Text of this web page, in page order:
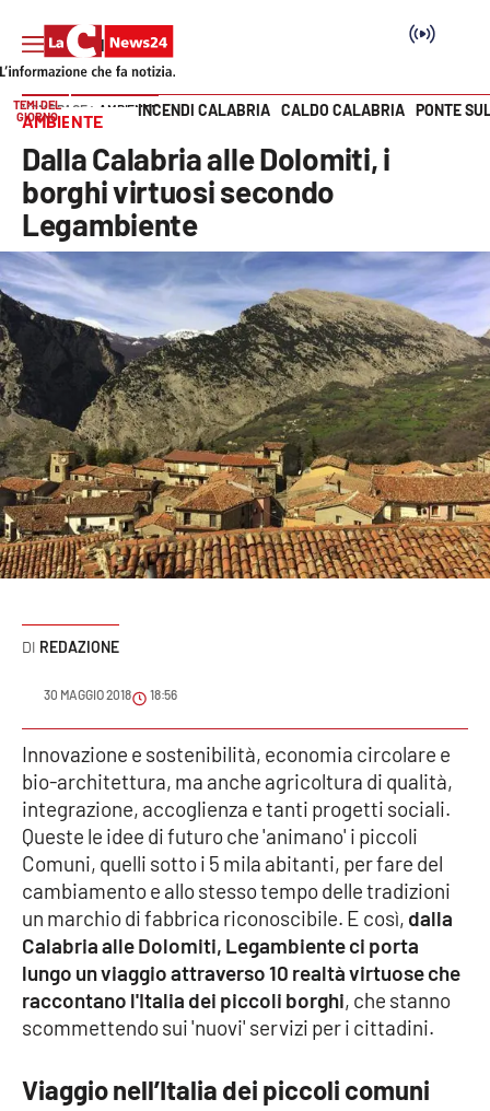
SEZIONI
Cronaca
Politica
Attualità
Economia e lavoro
Italia Mondo
Sanità
Sport
Meteo
Editoriali
VIDEO
Ambiente
Cronaca
Cultura
Economia e Lavoro
Vai
TEMI DEL
GIORNO
INCENDI CALABRIA CALDO CALABRIA PONTE
HOME PAGE AMBIENTE
AMBIENTE
Dalla Calabria alle Dolomiti, i
borghi virtuosi secondo
Legambiente
REDAZIONE
30 MAGGIO 2018 18:56
Innovazione e sostenibilità, economia circolare e
bio-architettura, ma anche agricoltura di qualità,
integrazione, accoglienza e tanti progetti sociali.
Queste le idee di futuro che 'animano' i piccoli
Comuni, quelli sotto i 5 mila abitanti, per fare del
cambiamento e allo stesso tempo delle tradizioni
un marchio di fabbrica riconoscibile. E così, dalla
Calabria alle Dolomiti, Legambiente ci porta
lungo un viaggio attraverso 10 realtà virtuose che
raccontano l'Italia dei piccoli borghi, che stanno
scommettendo sui 'nuovi' servizi per i cittadini.
Viaggio nell’Italia dei piccoli comuni